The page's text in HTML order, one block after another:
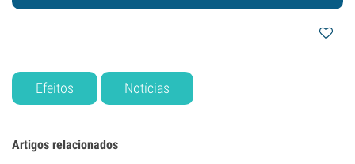
Efeitos Notícias
Artigos relacionados